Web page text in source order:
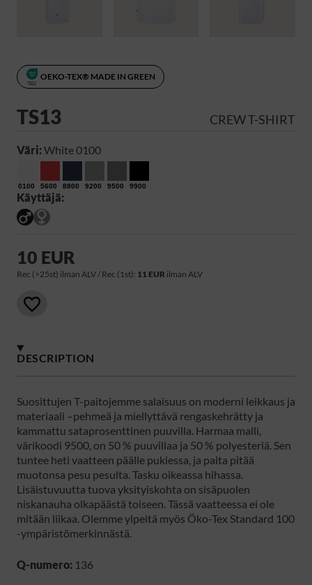
OEKO-TEX® MADE IN GREEN
TS13 CREW T-SHIRT
Väri:White 0100
0100 5600 8800 9200 9500 9900
Käyttäjä:
10 EUR
Rec (>25st) ilman ALV / Rec (1st): 11 EUR ilman ALV
DESCRIPTION
Suosittujen T-paitojemme salaisuus on moderni leikkaus ja
materiaali –pehmeä ja miellyttävä rengaskehrätty ja
kammattu sataprosenttinen puuvilla. Harmaa malli,
värikoodi 9500, on 50 % puuvillaa ja 50 % polyesteriä. Sen
tuntee heti vaatteen päälle pukiessa, ja paita pitää
muotonsa pesu pesulta. Tasku oikeassa hihassa.
Lisäistuvuutta tuova yksityiskohta on sisäpuolen
niskanauha olkapäästä toiseen. Tässä vaatteessa ei ole
mitään liikaa. Olemme ylpeitä myös Öko-Tex Standard 100
-ympäristömerkinnästä.
Q-numero: 136